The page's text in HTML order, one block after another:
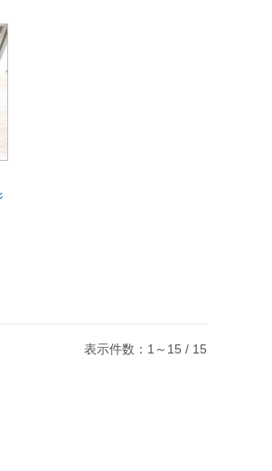
表示件数：1～15 / 15